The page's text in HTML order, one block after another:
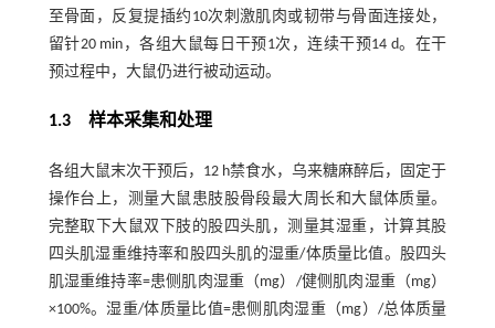
至骨面，反复提插约10次刺激肌肉或韧带与骨面连接处，
留针20 min，各组大鼠每日干预1次，连续干预14 d。在干
预过程中，大鼠仍进行被动运动。
1.3 样本采集和处理
各组大鼠末次干预后，12 h禁食水，乌来糖麻醉后，固定于
操作台上，测量大鼠患肢股骨段最大周长和大鼠体质量。
完整取下大鼠双下肢的股四头肌，测量其湿重，计算其股
四头肌湿重维持率和股四头肌的湿重/体质量比值。股四头
肌湿重维持率=患侧肌肉湿重（mg）/健侧肌肉湿重（mg）
×100%。湿重/体质量比值=患侧肌肉湿重（mg）/总体质量